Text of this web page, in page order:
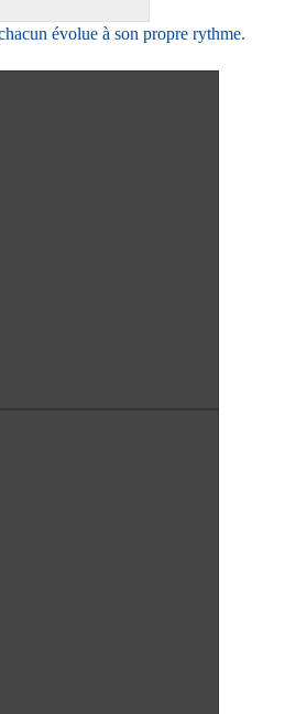
évolue à son propre rythme.